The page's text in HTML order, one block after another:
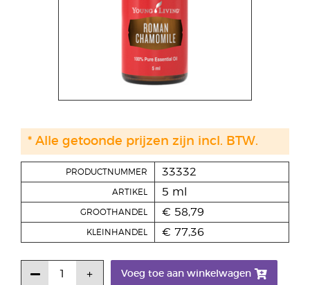
PRODUCTNUMMER 33332
ARTIKEL 5 ml
GROOTHANDEL € 58,79
KLEINHANDEL € 77,36
Voeg toe aan winkelwagen
* Alle getoonde prijzen zijn incl. BTW.